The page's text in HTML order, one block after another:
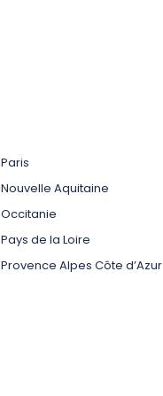
Paris
Nouvelle Aquitaine
Occitanie
Pays de la Loire
Provence Alpes Côte d’Azur